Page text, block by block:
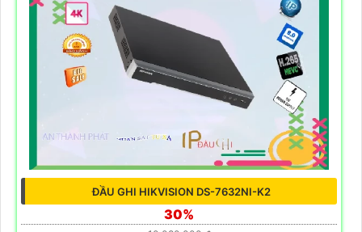
ĐẦU GHI HIKVISION DS-7632NI-K2
30%